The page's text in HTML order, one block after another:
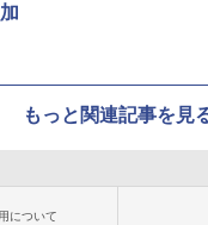
加
もっと関連記事を見
について